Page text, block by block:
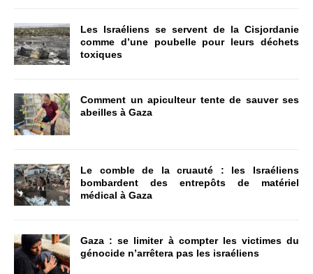
Les Israéliens se servent de la Cisjordanie
comme d’une poubelle pour leurs déchets
toxiques
Comment un apiculteur tente de sauver ses
abeilles à Gaza
Le comble de la cruauté : les Israéliens
bombardent des entrepôts de matériel
médical à Gaza
Gaza : se limiter à compter les victimes du
génocide n’arrêtera pas les israéliens